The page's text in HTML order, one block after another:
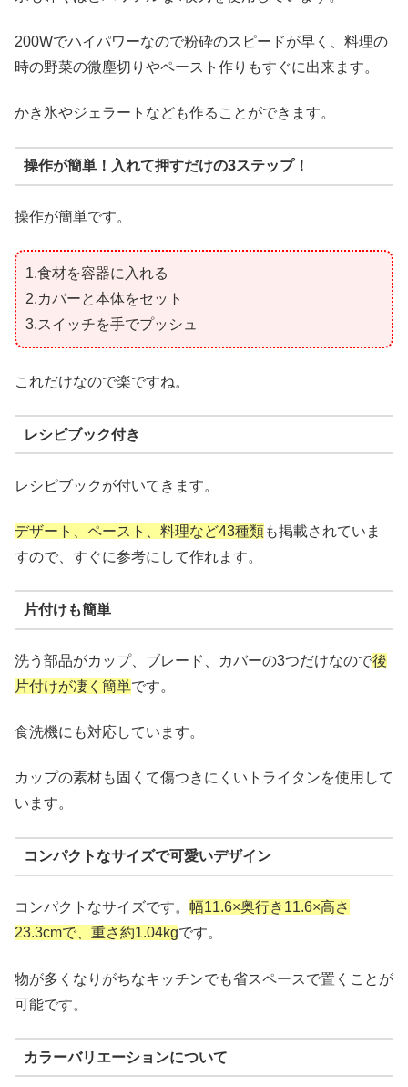
200Wでハイパワーなので粉砕のスピードが早く、料理の
時の野菜の微塵切りやペースト作りもすぐに出来ます。
かき氷やジェラートなども作ることができます。
操作が簡単！入れて押すだけの3ステップ！
操作が簡単です。
1.食材を容器に入れる
2.カバーと本体をセット
3.スイッチを手でプッシュ
これだけなので楽ですね。
レシピブック付き
レシピブックが付いてきます。
デザート、ペースト、料理など43種類も掲載されていま
すので、すぐに参考にして作れます。
片付けも簡単
洗う部品がカップ、ブレード、カバーの3つだけなので後
片付けが凄く簡単です。
食洗機にも対応しています。
カップの素材も固くて傷つきにくいトライタンを使用して
います。
コンパクトなサイズで可愛いデザイン
コンパクトなサイズです。 幅11.6×奥行き11.6×高さ
23.3cmで、重さ約1.04kgです。
物が多くなりがちなキッチンでも省スペースで置くことが
可能です。
カラーバリエーションについて